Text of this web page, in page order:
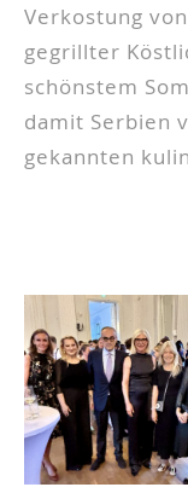
Verkostung
gegrillter
schönstem
damit Serbien
gekannten